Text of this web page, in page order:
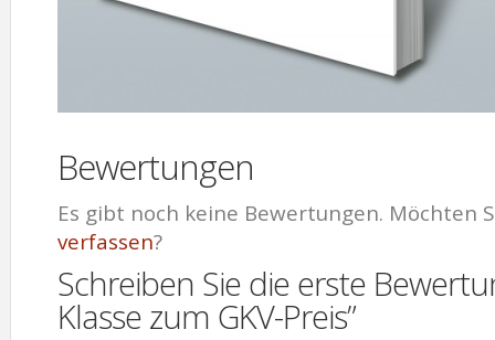
Bewertungen
Es gibt noch keine Bewertungen. Möchten
verfassen?
Schreiben Sie die erste
Klasse zum GKV-Preis”